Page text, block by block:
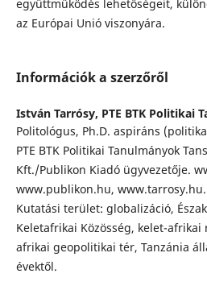
együttműködés lehetőségeit,
az Európai Unió viszonyára.
Információk a szerzőről
István Tarrósy, PTE BTK Politikai
Politológus, Ph.D. aspiráns
PTE BTK Politikai Tanulmányok
Kft./Publikon Kiadó ügyvezetője.
www.publikon.hu, www.tarrosy.hu.
Kutatási terület: globalizáció,
Keletafrikai Közösség, kelet-
afrikai geopolitikai tér, Tanzánia
évektől.